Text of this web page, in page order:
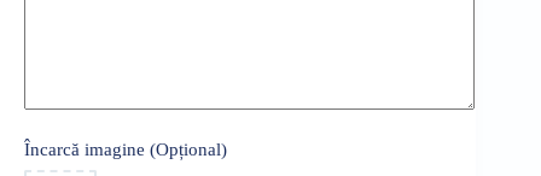
Încarcă imagine (Opțional)